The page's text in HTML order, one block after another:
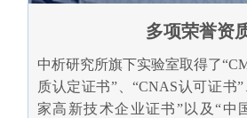
多项荣誉资
中析研究所旗下实验室取得了
质认定证书”、“CNAS认可证书”
家高新技术企业证书”以及“中